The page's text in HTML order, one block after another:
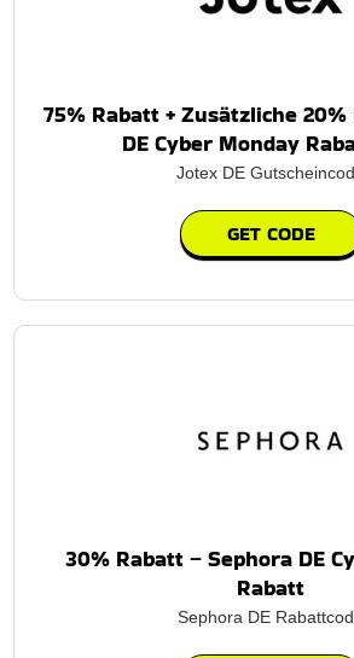
75% Rabatt + Zusätzliche
DE Cyber Monday
Jotex DE
GET CODE
30% Rabatt – Sephora DE
Rabatt
Sephora DE